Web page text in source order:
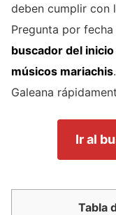
deben cumplir con
Pregunta por
buscador del inicio
músicos mariachis
Galeana
Ir al
Tabla